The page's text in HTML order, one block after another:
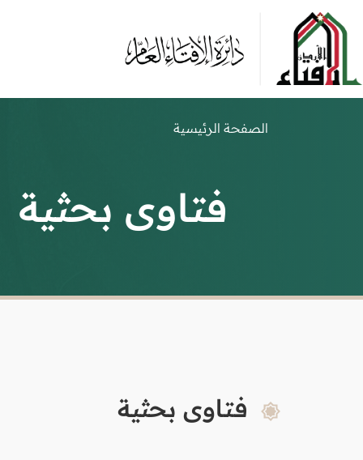
الصفحة الرئيسية
فتاوى بحثية
فتاوى بحثية